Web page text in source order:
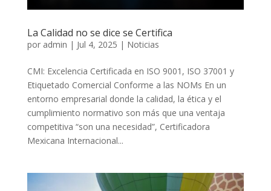
La Calidad no se dice se Certifica
por admin | Jul 4, 2025 | Noticias
CMI: Excelencia Certificada en ISO 9001, ISO 37001 y
Etiquetado Comercial Conforme a las NOMs En un
entorno empresarial donde la calidad, la ética y el
cumplimiento normativo son más que una ventaja
competitiva “son una necesidad”, Certificadora
Mexicana Internacional...